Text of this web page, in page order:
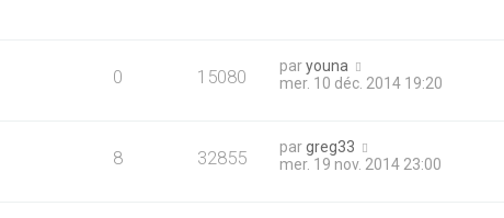
0 15080 paryouna
mer. 10 déc. 2014 19:20
8 32855 pargreg33
mer. 19 nov. 2014 23:00